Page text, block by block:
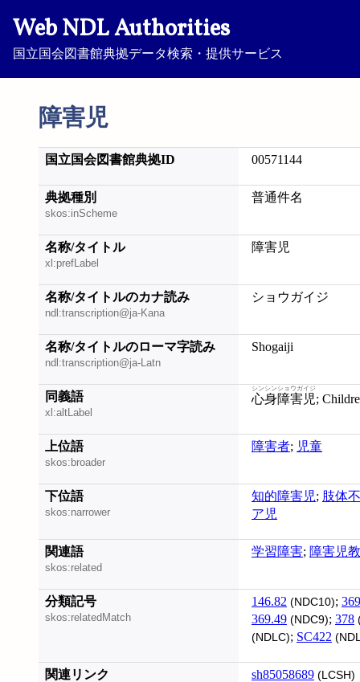
Web NDL Authorities
国立国会図書館典拠データ検索・提供サービス
障害児
国立国会図書館典拠ID 00571144
典拠種別
skos:inScheme
普通件名
名称/タイトル
xl:prefLabel
障害児
名称/タイトルのカナ読み
ndl:transcription@ja-Kana
ショウガイジ
名称/タイトルのローマ字読み
ndl:transcription@ja-Latn
Shogaiji
同義語
xl:altLabel
心身障害児
シンシンショウガイジ
;
上位語
skos:broader
障害者; 児童
下位語
skos:narrower
知的障害児; 肢体
ア児
関連語
skos:related
学習障害; 障害児
分類記号
skos:relatedMatch
146.82 (NDC10);
369.49 (NDC9); 378
(NDLC); SC422
関連リンク sh85058689 (LCSH)